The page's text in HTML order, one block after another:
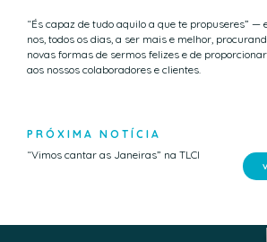
“És capaz de tudo aquilo a que te propuseres” —
nos, todos os dias, a ser mais e melhor,
novas formas de sermos felizes e de
aos nossos colaboradores e clientes.
PRÓXIMA NOTÍCIA
“Vimos cantar as Janeiras” na TLCI